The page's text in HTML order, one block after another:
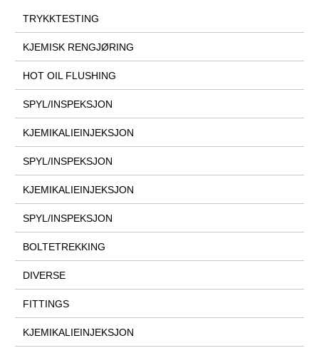
TRYKKTESTING
KJEMISK RENGJØRING
HOT OIL FLUSHING
SPYL/INSPEKSJON
KJEMIKALIEINJEKSJON
SPYL/INSPEKSJON
KJEMIKALIEINJEKSJON
SPYL/INSPEKSJON
BOLTETREKKING
DIVERSE
FITTINGS
KJEMIKALIEINJEKSJON